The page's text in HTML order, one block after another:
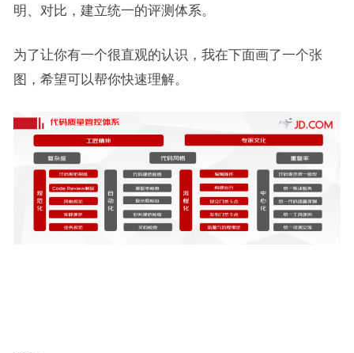
明、对比，建立统一的评测体系。
为了让你有一个很直观的认识，我在下面画了一个张
图，希望可以帮你快速理解。